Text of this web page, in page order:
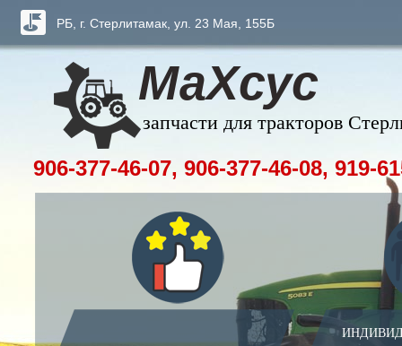
МаХсус
запчасти для тракторов
РБ, г. Стерлитамак, ул. 23 Мая, 155Б
906-377-46-07, 906-377-46-08, 919-